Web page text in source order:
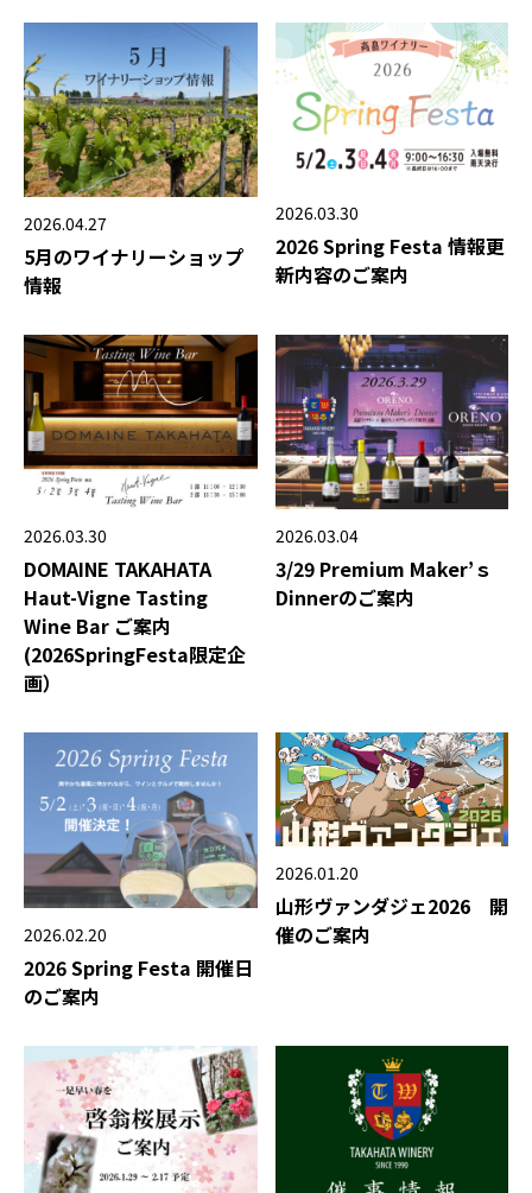
2026.04.27
5月のワイナリーショップ
情報
2026.03.30
2026 Spring Festa 情報更
新内容のご案内
2026.03.30
DOMAINE TAKAHATA
Haut-Vigne Tasting
Wine Bar ご案内
(2026SpringFesta限定企
画）
2026.03.04
3/29 Premium Maker’ｓ
Dinnerのご案内
2026.02.20
2026 Spring Festa 開催日
のご案内
2026.01.20
山形ヴァンダジェ2026 開
催のご案内